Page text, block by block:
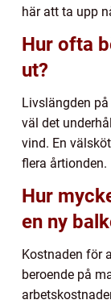
här att ta upp
Hur ofta
ut?
Livslängden
väl det
vind. En
flera årtionden.
Hur
en ny
Kostnaden för
beroende på